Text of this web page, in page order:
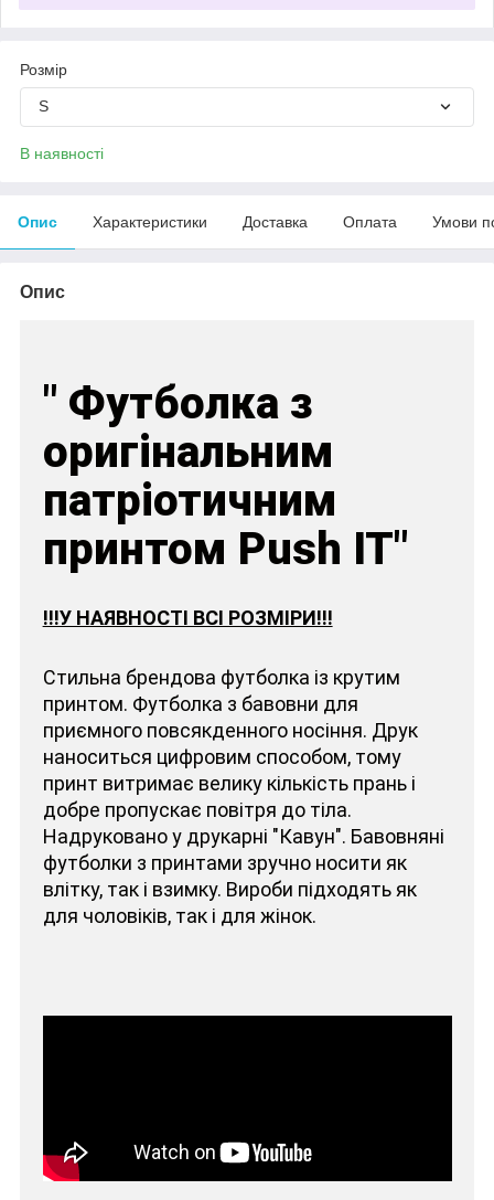
Розмір
S
В наявності
Опис Характеристики Доставка Оплата Умови
Опис
" Футболка з
оригінальним
патріотичним
принтом Push IT"
!!!У НАЯВНОСТІ ВСІ РОЗМІРИ!!!
Стильна брендова футболка із крутим
принтом. Футболка з бавовни для
приємного повсякденного носіння. Друк
наноситься цифровим способом, тому
принт витримає велику кількість прань і
добре пропускає повітря до тіла.
Надруковано у друкарні "Кавун". Бавовняні
футболки з принтами зручно носити як
влітку, так і взимку. Вироби підходять як
для чоловіків, так і для жінок.